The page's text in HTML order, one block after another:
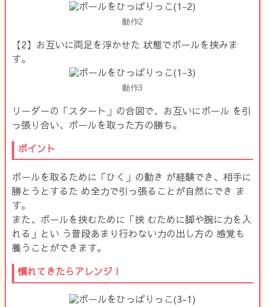
動作2
【2】お互いに両足を浮かせた 状態でボールを挟みま
す。
動作3
リーダーの「スタート」の合図で、お互いにボール を引
っ張り合い、ボールを取った方の勝ち。
ポイント
ボールを取るために「ひく」の動き が経験でき、相手に
勝とうとするた め全力で引っ張ることが自然にでき ま
す。
また、ボールを挟むために「挟 むために脚や腕に力を入
れる」とい う普段あまり行わない力の出し方の 感覚も
養うことができます。
慣れてきたらアレンジ！